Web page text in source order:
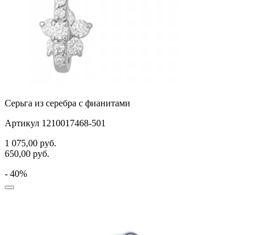
Серьга из серебра с фианитами
Артикул 1210017468-501
1 075,00 руб.
650,00 руб.
- 40%